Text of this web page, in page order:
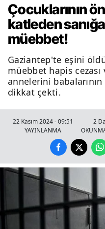
Çocuklarının
katleden sanığa
müebbet!
Gaziantep'te eşini
müebbet hapis
annelerini
dikkat çekti.
22 Kasım 2024 - 09:51
YAYINLANMA
2